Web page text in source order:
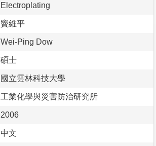
Electroplating
竇維平
Wei-Ping Dow
碩士
國立雲林科技大學
工業化學與災害防治研究所
2006
中文